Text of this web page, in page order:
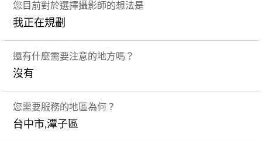
您目前對於選擇攝影師的想法是
我正在規劃
還有什麼需要注意的地方嗎？
沒有
您需要服務的地區為何？
台中市,潭子區